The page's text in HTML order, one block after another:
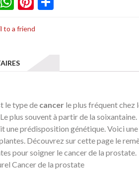
to a friend
le type de cancer le plus fréquent chez
plus souvent à partir de la soixantaine.
une prédisposition génétique. Voici une
Découvrez sur cette page le
pour soigner le cancer de la prostate.
Cancer de la prostate